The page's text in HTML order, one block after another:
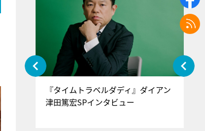
タ
『タイムトラベルダディ』ダイアン
津田篤宏SPインタビュー